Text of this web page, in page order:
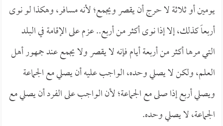
يومين أو ثلاثة لا حرج أن يقصر ويجمع؛ لأنه مسافر، وهكذا لو نوى
أربعاً كذلك، إلا إذا نوى أكثر من أربع.. عزم على الإقامة في البلد
التي مرها أكثر من أربعة أيام فإنه لا يقصر ولا يجمع عند جمهور أهل
العلم، ولكن لا يصلي وحده، الواجب عليه أن يصلي مع الجماعة
ويصلي أربع إذا صلى مع الجماعة؛ لأن الواجب على الفرد أن يصلي مع
الجماعة، لا يصلي وحده.